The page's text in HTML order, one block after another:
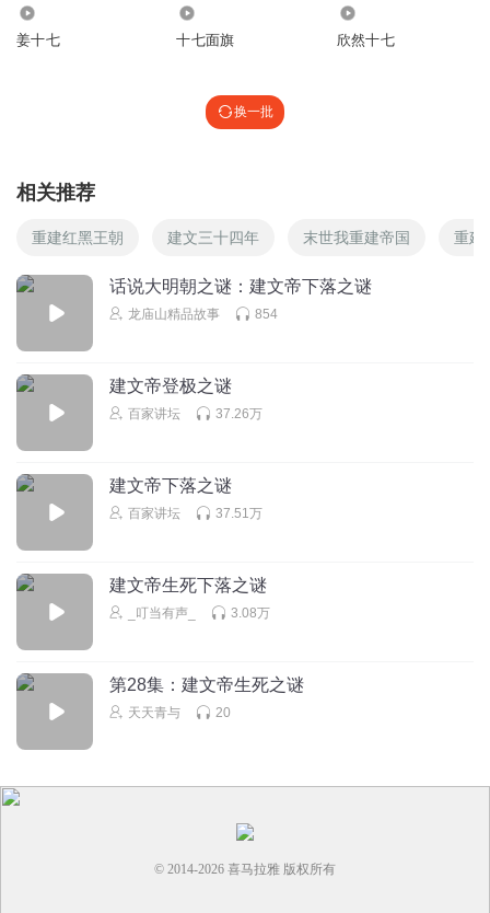
姜十七 十七面旗 欣然十七
换一批
相关推荐
重建红黑王朝 建文三十四年 末世我重建帝国 重建
话说大明朝之谜：建文帝下落之谜
龙庙山精品故事 854
建文帝登极之谜
百家讲坛 37.26万
建文帝下落之谜
百家讲坛 37.51万
建文帝生死下落之谜
_叮当有声_ 3.08万
第28集：建文帝生死之谜
天天青与 20
© 2014-2026 喜马拉雅 版权所有